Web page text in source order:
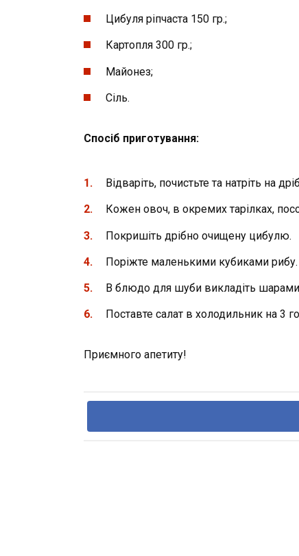
Цибуля ріпчаста 150 гр.;
Картопля 300 гр.;
Майонез;
Сіль.
Спосіб приготування:
Відваріть, почистьте та натріть на
Кожен овоч, в окремих тарілках,
Покришіть дрібно очищену цибулю.
Поріжте маленькими кубиками рибу.
В блюдо для шуби викладіть
Поставте салат в холодильник на 3
Приємного апетиту!